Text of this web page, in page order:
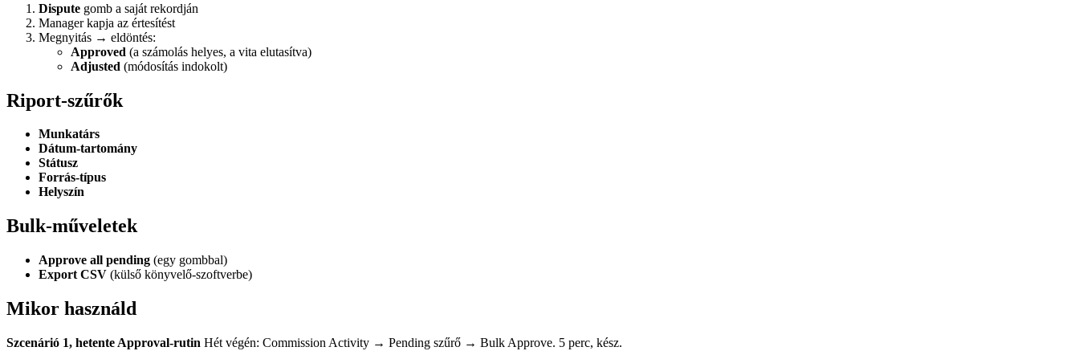
Dispute gomb a saját rekordján
Manager kapja az értesítést
Megnyitás → eldöntés:
Approved (a számolás helyes, a vita elutasítva)
Adjusted (módosítás indokolt)
Riport-szűrők
Munkatárs
Dátum-tartomány
Státusz
Forrás-típus
Helyszín
Bulk-műveletek
Approve all pending (egy gombbal)
Export CSV (külső könyvelő-szoftverbe)
Mikor használd
Szcenárió 1, hetente Approval-rutin Hét végén: Commission Activity → Pending szűrő → Bulk Approve. 5 perc, kész.